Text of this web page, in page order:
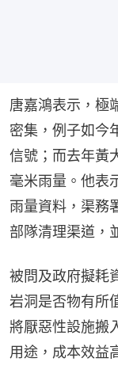
唐嘉鴻表示，極
密集，例子如今
信號；而去年黃
毫米雨量。他表
雨量資料，渠務
部隊清理渠道，
被問及政府擬耗
岩洞是否物有所
將厭惡性設施搬
用途，成本效益